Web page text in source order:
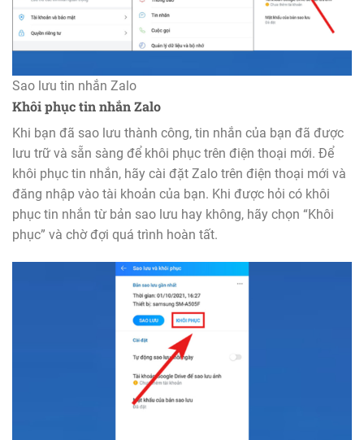
Sao lưu tin nhắn Zalo
Khôi phục tin nhắn Zalo
Khi bạn đã sao lưu thành công, tin nhắn của bạn đã được
lưu trữ và sẵn sàng để khôi phục trên điện thoại mới. Để
khôi phục tin nhắn, hãy cài đặt Zalo trên điện thoại mới và
đăng nhập vào tài khoản của bạn. Khi được hỏi có khôi
phục tin nhắn từ bản sao lưu hay không, hãy chọn “Khôi
phục” và chờ đợi quá trình hoàn tất.